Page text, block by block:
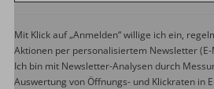
Mit Klick auf „Anmelden“ willige ich ein,
Aktionen per personalisiertem Newsletter
Ich bin mit Newsletter-Analysen durch
Auswertung von Öffnungs- und Klickraten in